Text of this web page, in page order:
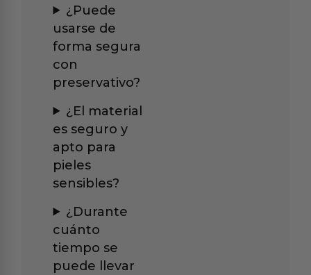
¿Puede
usarse de
forma segura
con
preservativo?
¿El material
es seguro y
apto para
pieles
sensibles?
¿Durante
cuánto
tiempo se
puede llevar